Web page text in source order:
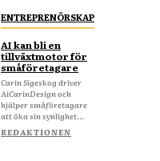
ENTREPRENÖRSKAP
AI kan bli en
tillväxtmotor för
småföretagare
Carin Sigeskog driver
AiCarinDesign och
hjälper småföretagare
att öka sin synlighet...
REDAKTIONEN